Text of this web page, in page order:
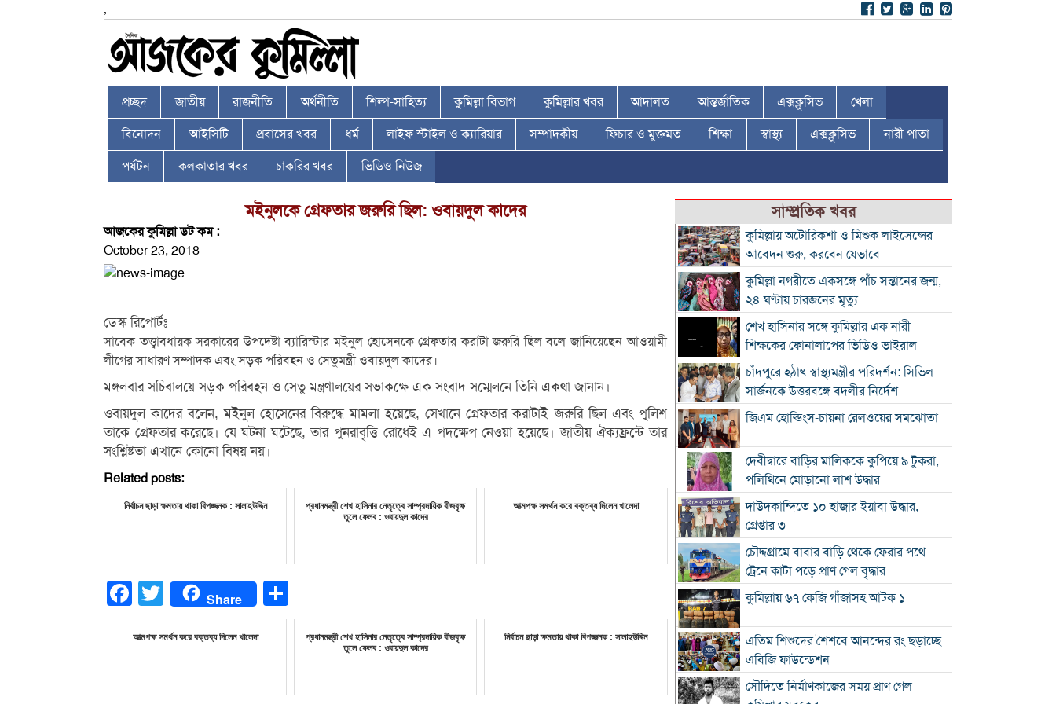
,
প্রচ্ছদ জাতীয় রাজনীতি অর্থনীতি শিল্প-সাহিত্য কুমিল্লা বিভাগ কুমিল্লার খবর আদালত আন্তর্জাতিক এক্সক্লুসিভ খেলা
বিনোদন আইসিটি প্রবাসের খবর ধর্ম লাইফ স্টাইল ও ক্যারিয়ার সম্পাদকীয় ফিচার ও মুক্তমত শিক্ষা স্বাস্থ্য এক্সক্লুসিভ নারী পাতা
পর্যটন কলকাতার খবর চাকরির খবর ভিডিও নিউজ
মইনুলকে গ্রেফতার জরুরি ছিল: ওবায়দুল কাদের
আজকের কুমিল্লা ডট কম :
October 23, 2018
ডেস্ক রিপোর্টঃ
সাবেক তত্ত্বাবধায়ক সরকারের উপদেষ্টা ব্যারিস্টার মইনুল হোসেনকে গ্রেফতার করাটা জরুরি ছিল বলে জানিয়েছেন আওয়ামী
লীগের সাধারণ সম্পাদক এবং সড়ক পরিবহন ও সেতুমন্ত্রী ওবায়দুল কাদের।
মঙ্গলবার সচিবালয়ে সড়ক পরিবহন ও সেতু মন্ত্রণালয়ের সভাকক্ষে এক সংবাদ সম্মেলনে তিনি একথা জানান।
ওবায়দুল কাদের বলেন, মইনুল হোসেনের বিরুদ্ধে মামলা হয়েছে, সেখানে গ্রেফতার করাটাই জরুরি ছিল এবং পুলিশ
তাকে গ্রেফতার করেছে। যে ঘটনা ঘটেছে, তার পুনরাবৃত্তি রোধেই এ পদক্ষেপ নেওয়া হয়েছে। জাতীয় ঐক্যফ্রন্টে তার
সংশ্লিষ্টতা এখানে কোনো বিষয় নয়।
Related posts:
নির্বাচন ছাড়া ক্ষমতায় থাকা বিপজ্জনক : সালাহউদ্দিন
প্রধানমন্ত্রী শেখ হাসিনার নেতৃত্বে সাম্প্রদায়িক বীজবৃক্ষ
তুলে ফেলব : ওবায়দুল কাদের
আত্মপক্ষ সমর্থন করে বক্তব্য দিলেন খালেদা
Facebook
Twitter Share
আত্মপক্ষ সমর্থন করে বক্তব্য দিলেন খালেদা
প্রধানমন্ত্রী শেখ হাসিনার নেতৃত্বে সাম্প্রদায়িক বীজবৃক্ষ
তুলে ফেলব : ওবায়দুল কাদের
নির্বাচন ছাড়া ক্ষমতায় থাকা বিপজ্জনক : সালাহউদ্দিন
সাম্প্রতিক খবর
কুমিল্লায় অটোরিকশা ও মিশুক লাইসেন্সের
আবেদন শুরু, করবেন যেভাবে
কুমিল্লা নগরীতে একসঙ্গে পাঁচ সন্তানের জন্ম,
২৪ ঘণ্টায় চারজনের মৃত্যু
শেখ হাসিনার সঙ্গে কুমিল্লার এক নারী
শিক্ষকের ফোনালাপের ভিডিও ভাইরাল
চাঁদপুরে হঠাৎ স্বাস্থ্যমন্ত্রীর পরিদর্শন: সিভিল
সার্জনকে উত্তরবঙ্গে বদলীর নির্দেশ
জিএম হোল্ডিংস-চায়না রেলওয়ের সমঝোতা
দেবীদ্বারে বাড়ির মালিককে কুপিয়ে ৯ টুকরা,
পলিথিনে মোড়ানো লাশ উদ্ধার
দাউদকান্দিতে ১০ হাজার ইয়াবা উদ্ধার,
গ্রেপ্তার ৩
চৌদ্দগ্রামে বাবার বাড়ি থেকে ফেরার পথে
ট্রেনে কাটা পড়ে প্রাণ গেল বৃদ্ধার
কুমিল্লায় ৬৭ কেজি গাঁজাসহ আটক ১
এতিম শিশুদের শৈশবে আনন্দের রং ছড়াচ্ছে
এবিজি ফাউন্ডেশন
সৌদিতে নির্মাণকাজের সময় প্রাণ গেল